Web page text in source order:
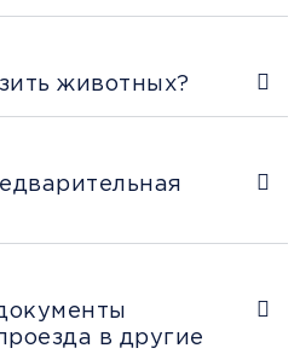
животных?
в другие